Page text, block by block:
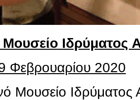
Μουσείο Ιδρύματος
Φεβρουαρίου 2020
Μουσείο